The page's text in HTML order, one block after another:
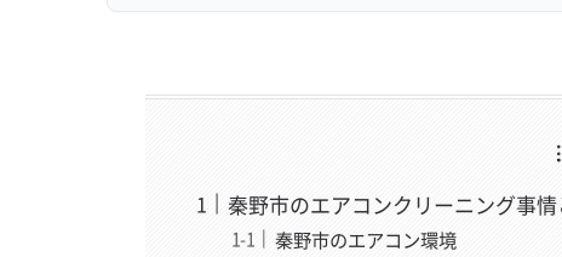
秦野市のエアコンクリーニング事
秦野市のエアコン環境